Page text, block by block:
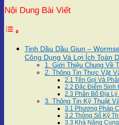
Nội Dung Bài Viết
Tinh Dầu Dầu Giun –
Công Dụng Và Lợi Ích Toàn
1. Giới Thiệu Chung Về
2. Thông Tin Thực Vật
2.1 Tên Gọi Và
2.2 Đặc Điểm Sinh
2.3 Phân Bố Địa
3. Thông Tin Kỹ Thuật
3.1 Phương Pháp
3.2 Thông Số Kỹ
3.3 Khả Năng